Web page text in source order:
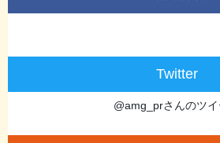
Twitter
@amg_prさんのツイ